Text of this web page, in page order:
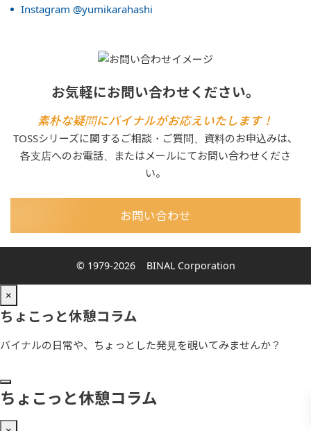
Instagram @yumikarahashi
お気軽にお問い合わせください。
素朴な疑問にバイナルがお応えいたします！
TOSSシリーズに関するご相談・ご質問、資料のお申込みは、
各支店へのお電話、またはメールにてお問い合わせくださ
い。
お問い合わせ
© 1979-2026 BINAL Corporation
×
ちょこっと休憩コラム
バイナルの日常や、ちょっとした発見を覗いてみませんか？
ちょこっと休憩コラム